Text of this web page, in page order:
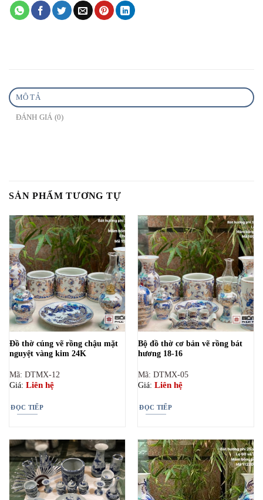
MÔ TẢ
ĐÁNH GIÁ (0)
SẢN PHẨM TƯƠNG TỰ
Đồ thờ cúng vẽ rồng chậu mặt
nguyệt vàng kim 24K
Mã: DTMX-12
Giá: Liên hệ
ĐỌC TIẾP
Bộ đồ thờ cơ bản vẽ rồng bát
hương 18-16
Mã: DTMX-05
Giá: Liên hệ
ĐỌC TIẾP